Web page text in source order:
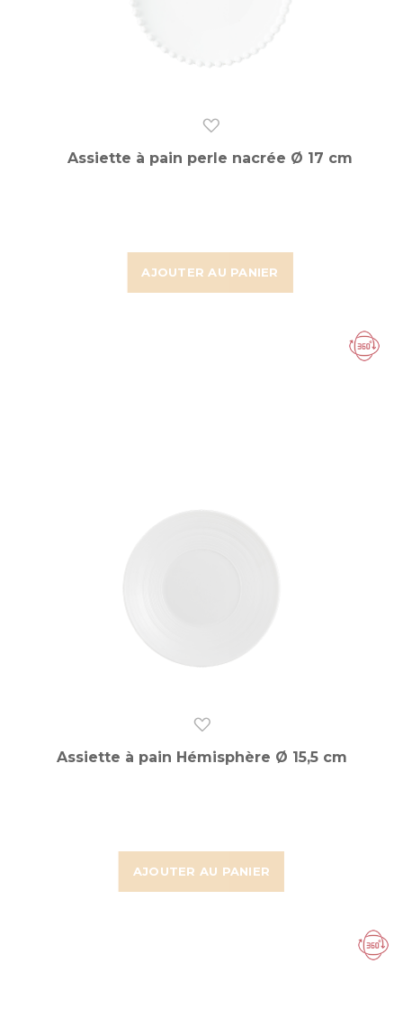
AJOUTER AU PANIER
Assiette à pain perle nacrée Ø 17 cm
AJOUTER AU PANIER
Assiette à pain Hémisphère Ø 15,5 cm